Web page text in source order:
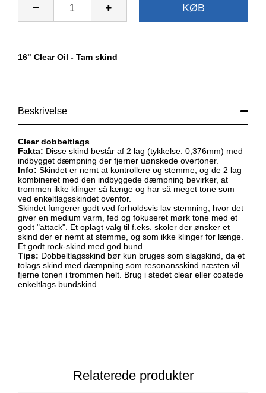
KØB
16" Clear Oil - Tam skind
Beskrivelse
Clear dobbeltlags
Fakta: Disse skind består af 2 lag (tykkelse: 0,376mm) med
indbygget dæmpning der fjerner uønskede overtoner.
Info: Skindet er nemt at kontrollere og stemme, og de 2 lag
kombineret med den indbyggede dæmpning bevirker, at
trommen ikke klinger så længe og har så meget tone som
ved enkeltlagsskindet ovenfor.
Skindet fungerer godt ved forholdsvis lav stemning, hvor det
giver en medium varm, fed og fokuseret mørk tone med et
godt "attack". Et oplagt valg til f.eks. skoler der ønsker et
skind der er nemt at stemme, og som ikke klinger for længe.
Et godt rock-skind med god bund.
Tips: Dobbeltlagsskind bør kun bruges som slagskind, da et
tolags skind med dæmpning som resonansskind næsten vil
fjerne tonen i trommen helt. Brug i stedet clear eller coatede
enkeltlags bundskind.
Relaterede produkter